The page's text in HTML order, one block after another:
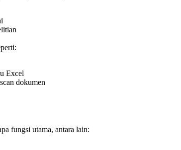
Excel
dokumen
fungsi utama, antara lain: